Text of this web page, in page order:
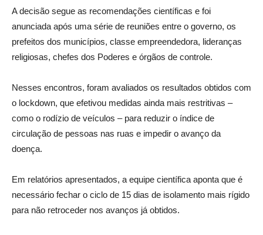
A decisão segue as recomendações científicas e foi
anunciada após uma série de reuniões entre o governo, os
prefeitos dos municípios, classe empreendedora, lideranças
religiosas, chefes dos Poderes e órgãos de controle.
Nesses encontros, foram avaliados os resultados obtidos com
o lockdown, que efetivou medidas ainda mais restritivas –
como o rodízio de veículos – para reduzir o índice de
circulação de pessoas nas ruas e impedir o avanço da
doença.
Em relatórios apresentados, a equipe científica aponta que é
necessário fechar o ciclo de 15 dias de isolamento mais rígido
para não retroceder nos avanços já obtidos.